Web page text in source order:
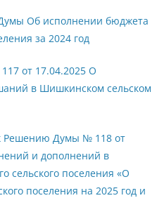
Об исполнении бюджета
за 2024 год
от 17.04.2025 О
в Шишкинском сельском
Решению Думы № 118 от
и дополнений в
поселения «О
поселения на 2025 год и